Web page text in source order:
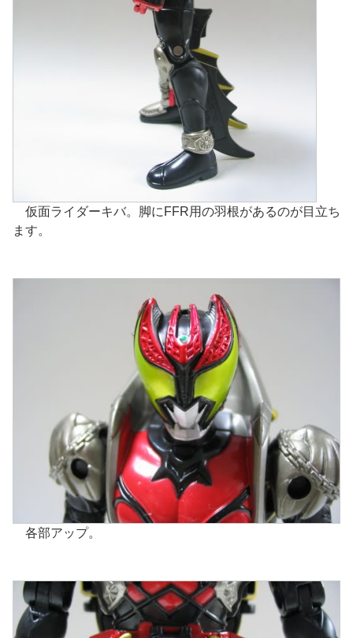
仮面ライダーキバ。脚にFFR用の羽根があるのが目立ち
ます。
各部アップ。